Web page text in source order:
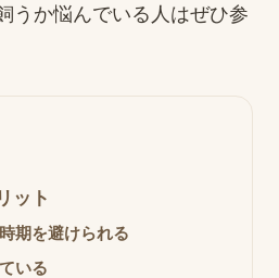
うか悩んでいる人はぜひ参
ット
期を避けられる
いる